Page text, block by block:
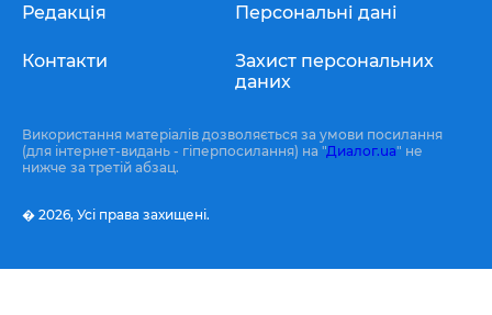
Редакція
Контакти
Персональні дані
Захист персональних
даних
Використання матеріалів дозволяється за умови посилання
(для інтернет-видань - гіперпосилання) на "Диалог.ua" не
нижче за третій абзац.
� 2026, Усі права захищені.